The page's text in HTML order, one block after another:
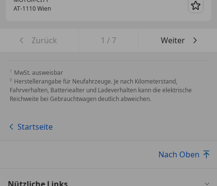
AT-1110 Wien
Zurück 1 / 7 Weiter
MwSt. ausweisbar
Herstellerangabe für Neufahrzeuge. Je nach Kilometerstand,
Fahrverhalten, Batteriealter und Ladeverhalten kann die elektrische
Reichweite bei Gebrauchtwagen deutlich abweichen.
Startseite
Nach Oben